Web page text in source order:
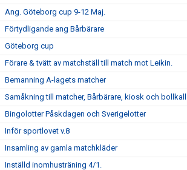
Ang. Göteborg cup 9-12 Maj.
Förtydligande ang Bårbärare
Göteborg cup
Förare & tvätt av matchställ till match mot Leikin.
Bemanning A-lagets matcher
Samåkning till matcher, Bårbärare, kiosk och
Bingolotter Påskdagen och Sverigelotter
Inför sportlovet v.8
Insamling av gamla matchkläder
Inställd inomhusträning 4/1.